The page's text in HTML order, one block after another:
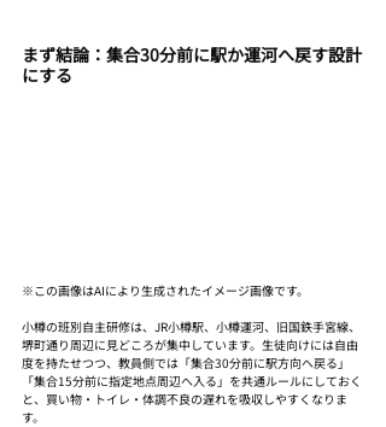
まず結論：集合30分前に駅か運河へ戻す設計
にする
※この画像はAIにより生成されたイメージ画像です。
小樽の班別自主研修は、JR小樽駅、小樽運河、旧国鉄手宮線、
堺町通り周辺に見どころが集中しています。生徒向けには自由
度を持たせつつ、教員側では「集合30分前に駅方向へ戻る」
「集合15分前に指定地点周辺へ入る」を共通ルールにしておく
と、買い物・トイレ・体調不良の遅れを吸収しやすくなりま
す。